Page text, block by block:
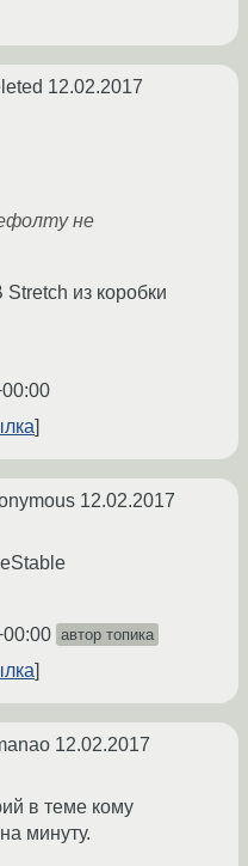
12.02.2017
не
из коробки
12.02.2017
автор топика
12.02.2017
в теме кому
минуту.